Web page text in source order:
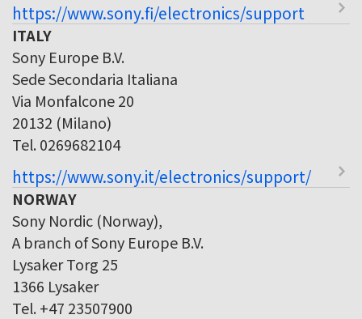
https://www.sony.fi/electronics/support
ITALY
Sony Europe B.V.
Sede Secondaria Italiana
Via Monfalcone 20
20132 (Milano)
Tel. 0269682104
https://www.sony.it/electronics/support/
NORWAY
Sony Nordic (Norway),
A branch of Sony Europe B.V.
Lysaker Torg 25
1366 Lysaker
Tel. +47 23507900